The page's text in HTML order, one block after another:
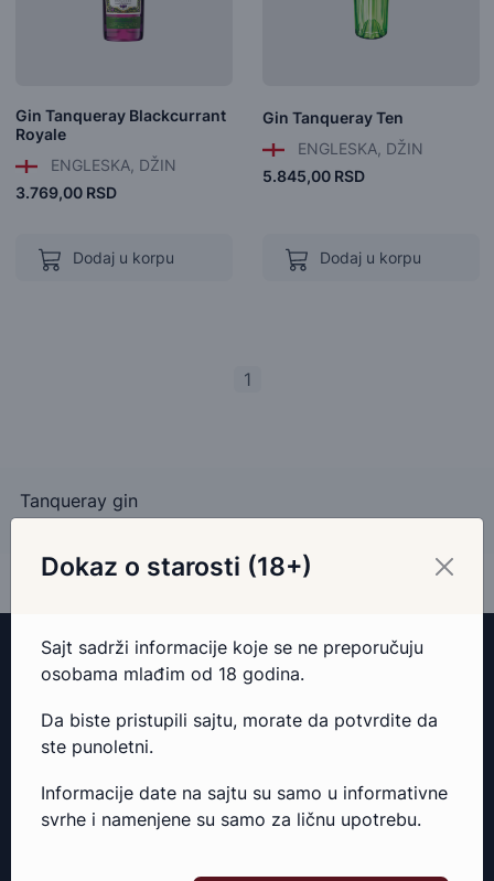
Gin Tanqueray Blackcurrant
Royale
ENGLESKA, DŽIN
3.769,00 RSD
Dodaj u korpu
Gin Tanqueray Ten
ENGLESKA, DŽIN
5.845,00 RSD
Dodaj u korpu
1
Tanqueray gin
Wine Art Shop
je online shop kompanije Wine Art koja je
ekskluzivni uvoznik poznatih svetskih vinskih brendova i
Dokaz o starosti (18+)
Sajt sadrži informacije koje se ne preporučuju
osobama mlađim od 18 godina.
Da biste pristupili sajtu, morate da potvrdite da
ste punoletni.
Informacije date na sajtu su samo u informativne
svrhe i namenjene su samo za ličnu upotrebu.